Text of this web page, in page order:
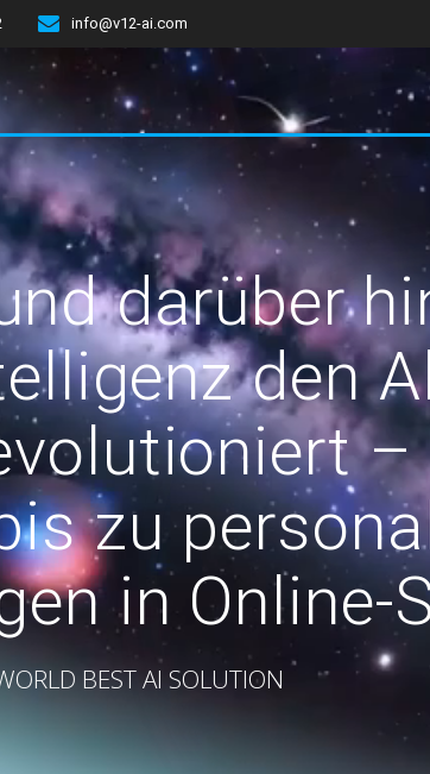
info@v12-ai.com
darüber
den
zu
in Online-
BEST AI SOLUTION